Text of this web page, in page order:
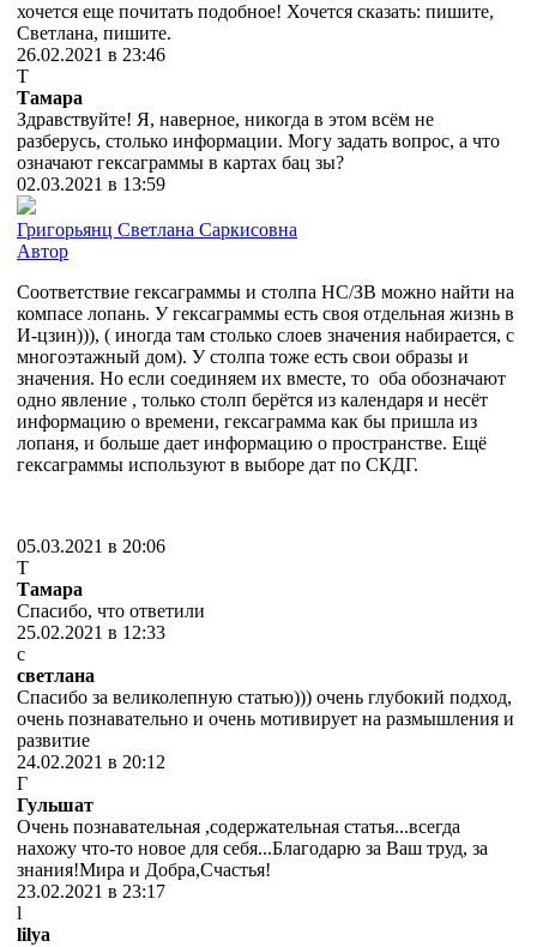
хочется еще почитать подобное! Хочется сказать: пишите,
Светлана, пишите.
26.02.2021 в 23:46
Т
Тамара
Здравствуйте! Я, наверное, никогда в этом всём не
разберусь, столько информации. Могу задать вопрос, а что
означают гексаграммы в картах бац зы?
02.03.2021 в 13:59
Григорьянц Светлана Саркисовна
Автор
Соответствие гексаграммы и столпа НС/ЗВ можно найти на
компасе лопань. У гексаграммы есть своя отдельная жизнь в
И-цзин))), ( иногда там столько слоев значения набирается, с
многоэтажный дом). У столпа тоже есть свои образы и
значения. Но если соединяем их вместе, то оба обозначают
одно явление , только столп берётся из календаря и несёт
информацию о времени, гексаграмма как бы пришла из
лопаня, и больше дает информацию о пространстве. Ещё
гексаграммы используют в выборе дат по СКДГ.
05.03.2021 в 20:06
Т
Тамара
Спасибо, что ответили
25.02.2021 в 12:33
с
светлана
Спасибо за великолепную статью))) очень глубокий подход,
очень познавательно и очень мотивирует на размышления и
развитие
24.02.2021 в 20:12
Г
Гульшат
Очень познавательная ,содержательная статья...всегда
нахожу что-то новое для себя...Благодарю за Ваш труд, за
знания!Мира и Добра,Счастья!
23.02.2021 в 23:17
l
lilya